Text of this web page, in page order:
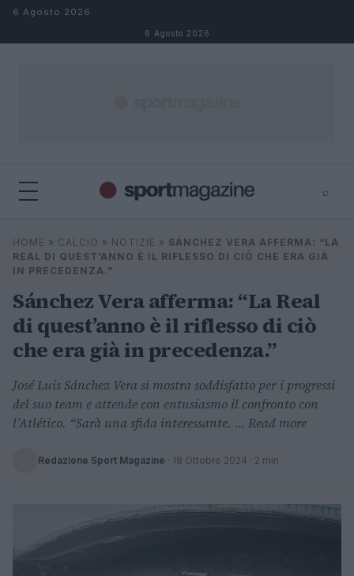
Salta al contenuto
6 Agosto 2026
6 Agosto 2026
⌕
Cerca
⌕ ×
HOME » CALCIO » NOTIZIE » SÁNCHEZ VERA AFFERMA: “LA
REAL DI QUEST’ANNO È IL RIFLESSO DI CIÒ CHE ERA GIÀ
IN PRECEDENZA.”
Sánchez Vera afferma: “La Real
di quest’anno è il riflesso di ciò
che era già in precedenza.”
José Luis Sánchez Vera si mostra soddisfatto per i progressi
del suo team e attende con entusiasmo il confronto con
l’Atlético. “Sarà una sfida interessante. ... Read more
Redazione Sport Magazine · 18 Ottobre 2024 · 2 min